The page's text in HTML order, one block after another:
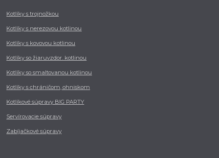
Kotlíky s trojnožkou
Kotlíky s nerezovou kotlinou
Kotlíky s kovovou kotlinou
Kotlíky so žiaruvzdor. kotlinou
Kotlíky so smaltovanou kotlinou
Kotlíky s chráničom, ohniskom
Kotlíkové súpravy BIG PARTY
Servírovacie súpravy
Zabíjačkové súpravy